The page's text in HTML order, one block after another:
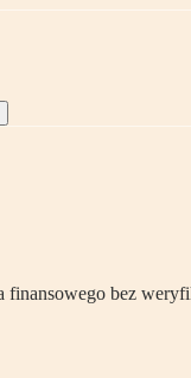
finansowego bez